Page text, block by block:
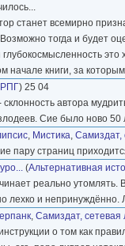
станет всемирно
тогда и будет
глубокосмысленность
начале книги, за
) 25 04
автора
Сие было ново 50
, Мистика, Самиздат,
пару страниц
(Альтернативная
реально
лехко и
, Самиздат, сетевая
о том как